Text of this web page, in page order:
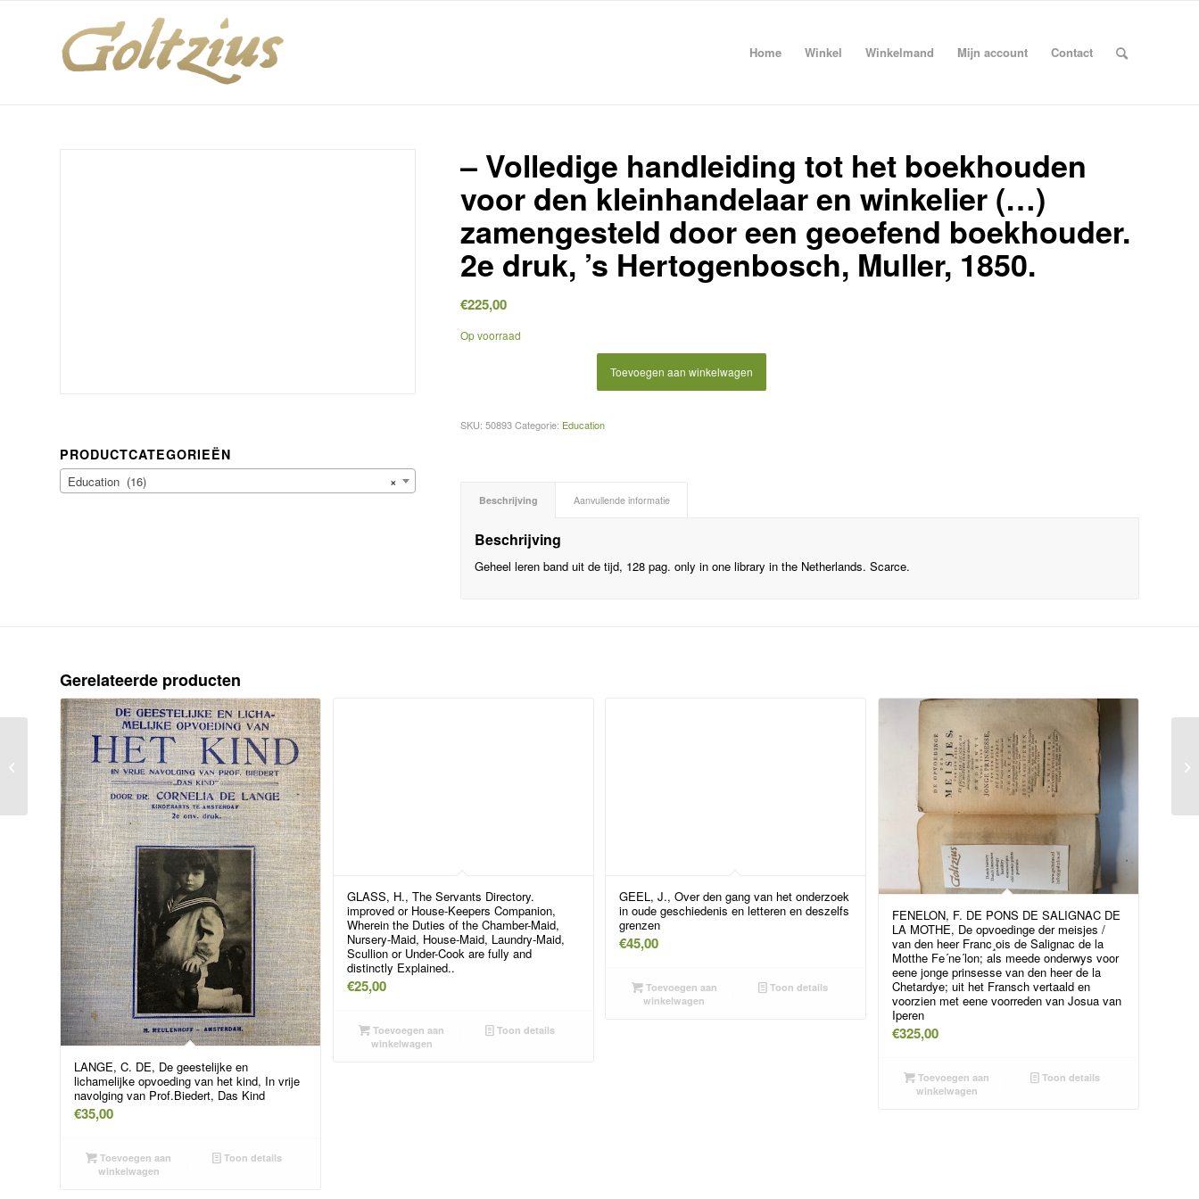
Home Winkel Winkelmand Mijn account Contact
PRODUCTCATEGORIEËN
×
Education (16)
– Volledige handleiding tot het boekhouden
voor den kleinhandelaar en winkelier (…)
zamengesteld door een geoefend boekhouder.
2e druk, ’s Hertogenbosch, Muller, 1850.
€225,00
Op voorraad
Toevoegen aan winkelwagen
SKU:50893 Categorie: Education
Beschrijving Aanvullende informatie
Beschrijving
Geheel leren band uit de tijd, 128 pag. only in one library in the Netherlands. Scarce.
Gerelateerde producten
LANGE, C. DE, De geestelijke en
lichamelijke opvoeding van het kind, In vrije
navolging van Prof.Biedert, Das Kind
€35,00
Toevoegen aan
winkelwagen
Toon details
GLASS, H., The Servants Directory.
improved or House-Keepers Companion,
Wherein the Duties of the Chamber-Maid,
Nursery-Maid, House-Maid, Laundry-Maid,
Scullion or Under-Cook are fully and
distinctly Explained..
€25,00
Toevoegen aan
winkelwagen
Toon details
GEEL, J., Over den gang van het onderzoek
in oude geschiedenis en letteren en deszelfs
grenzen
€45,00
Toevoegen aan
winkelwagen
Toon details
FENELON, F. DE PONS DE SALIGNAC DE
LA MOTHE, De opvoedinge der meisjes /
van den heer Franc¸ois de Salignac de la
Motthe Fe´ne´lon; als meede onderwys voor
eene jonge prinsesse van den heer de la
Chetardye; uit het Fransch vertaald en
voorzien met eene voorreden van Josua van
Iperen
€325,00
Toevoegen aan
winkelwagen
Toon details
[HAAR, B. TER], Leven- en
karakterschets en letterkundige
verdiensten van Mr....